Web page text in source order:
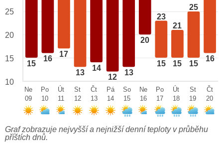
15
16
17
13
14
12
13
20
23
15
21
15
25
15
16
25
20
15
10
Ne
09
Po
10
Út
11
St
12
Čt
13
Pá
14
So
15
Ne
16
Po
17
Út
18
St
19
Čt
20
Graf zobrazuje nejvyšší a nejnižší denní teploty v průběhu
příštích dnů.